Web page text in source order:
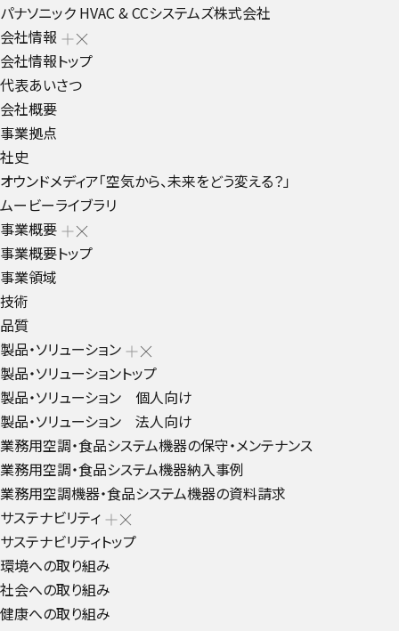
パナソニック HVAC & CCシステムズ株式会社
会社情報
会社情報トップ
代表あいさつ
会社概要
事業拠点
社史
オウンドメディア「空気から、未来をどう変える？」
ムービーライブラリ
事業概要
事業概要トップ
事業領域
技術
品質
製品・ソリューション
製品・ソリューショントップ
製品・ソリューション 個人向け
製品・ソリューション 法人向け
業務用空調・食品システム機器の保守・メンテナンス
業務用空調・食品システム機器納入事例
業務用空調機器・食品システム機器の資料請求
サステナビリティ
サステナビリティトップ
環境への取り組み
社会への取り組み
健康への取り組み